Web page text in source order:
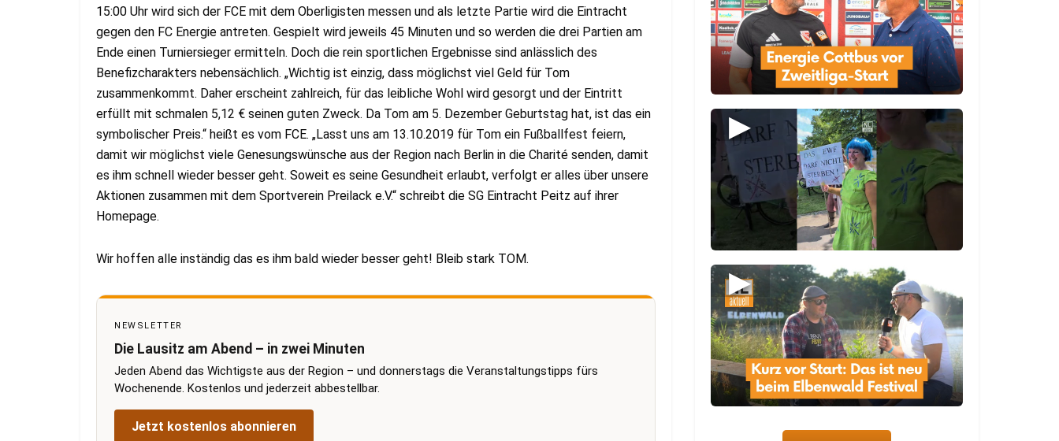
15:00 Uhr wird sich der FCE mit dem Oberligisten messen und als letzte Partie wird die Eintracht
gegen den FC Energie antreten. Gespielt wird jeweils 45 Minuten und so werden die drei Partien am
Ende einen Turniersieger ermitteln. Doch die rein sportlichen Ergebnisse sind anlässlich des
Benefizcharakters nebensächlich. „Wichtig ist einzig, dass möglichst viel Geld für Tom
zusammenkommt. Daher erscheint zahlreich, für das leibliche Wohl wird gesorgt und der Eintritt
erfüllt mit schmalen 5,12 € seinen guten Zweck. Da Tom am 5. Dezember Geburtstag hat, ist das ein
symbolischer Preis.“ heißt es vom FCE. „Lasst uns am 13.10.2019 für Tom ein Fußballfest feiern,
damit wir möglichst viele Genesungswünsche aus der Region nach Berlin in die Charité senden, damit
es ihm schnell wieder besser geht. Soweit es seine Gesundheit erlaubt, verfolgt er alles über unsere
Aktionen zusammen mit dem Sportverein Preilack e.V.“ schreibt die SG Eintracht Peitz auf ihrer
Homepage.
Wir hoffen alle inständig das es ihm bald wieder besser geht! Bleib stark TOM.
NEWSLETTER
Die Lausitz am Abend – in zwei Minuten
Jeden Abend das Wichtigste aus der Region – und donnerstags die Veranstaltungstipps fürs
Wochenende. Kostenlos und jederzeit abbestellbar.
Jetzt kostenlos abonnieren
▶
▶